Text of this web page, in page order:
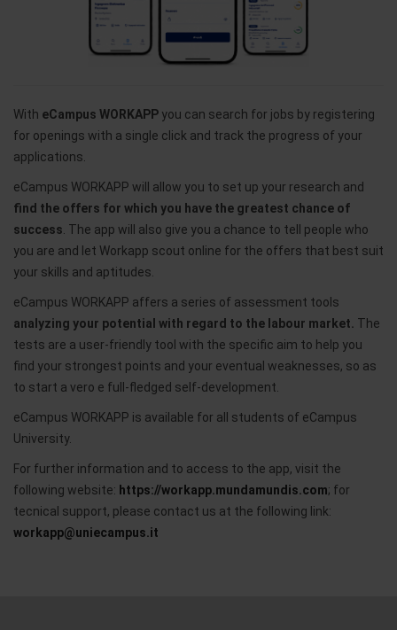
With eCampus WORKAPP you can search for jobs by registering
for openings with a single click and track the progress of your
applications.
eCampus WORKAPP will allow you to set up your research and
find the offers for which you have the greatest chance of
success. The app will also give you a chance to tell people who
you are and let Workapp scout online for the offers that best suit
your skills and aptitudes.
eCampus WORKAPP affers a series of assessment tools
analyzing your potential with regard to the labour market. The
tests are a user-friendly tool with the specific aim to help you
find your strongest points and your eventual weaknesses, so as
to start a vero e full-fledged self-development.
eCampus WORKAPP is available for all students of eCampus
University.
For further information and to access to the app, visit the
following website: https://workapp.mundamundis.com; for
tecnical support, please contact us at the following link:
workapp@uniecampus.it